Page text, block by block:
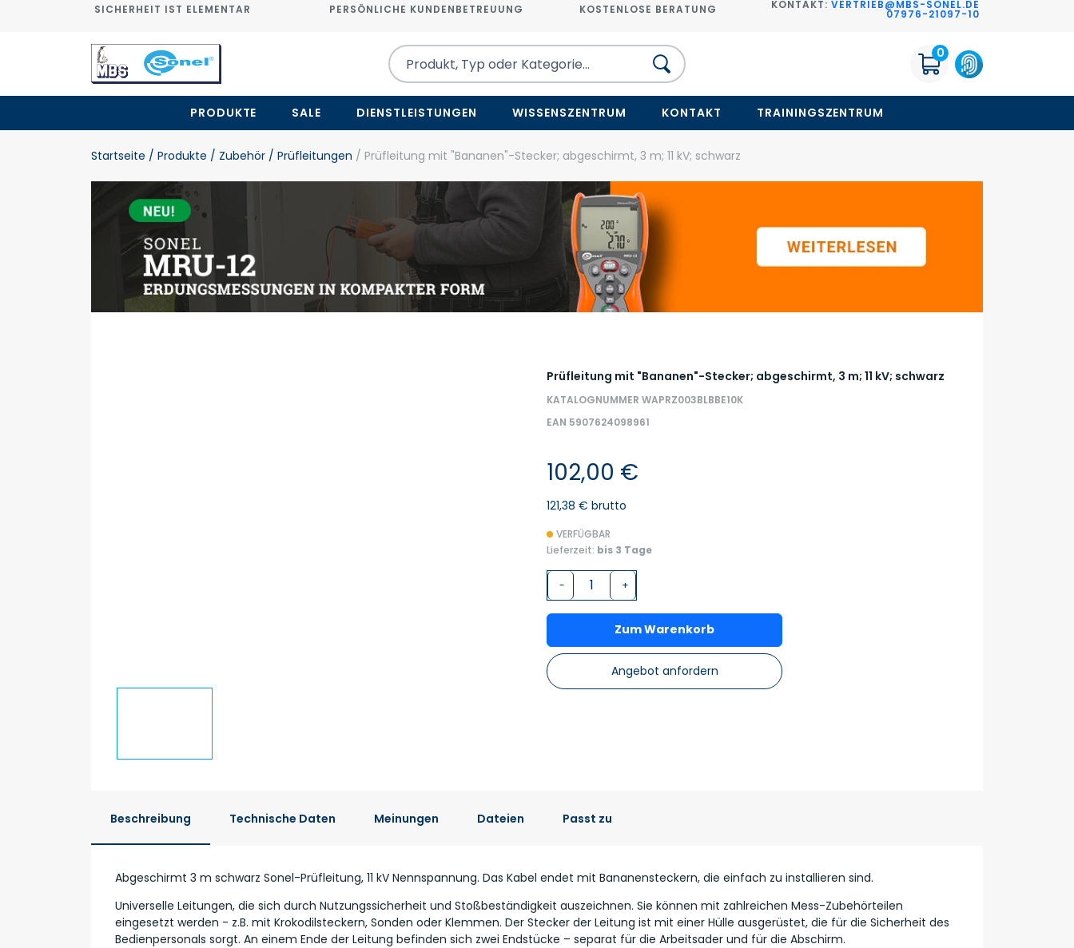
SICHERHEIT IST ELEMENTAR PERSÖNLICHE KUNDENBETREUUNG KOSTENLOSE BERATUNG KONTAKT: VERTRIEB@MBS-SONEL.DE
07976-21097-10
0
PRODUKTE SALE DIENSTLEISTUNGEN WISSENSZENTRUM KONTAKT TRAININGSZENTRUM
Startseite / Produkte / Zubehör / Prüfleitungen / Prüfleitung mit "Bananen"-Stecker; abgeschirmt, 3 m; 11 kV; schwarz
Prüfleitung mit "Bananen"-Stecker; abgeschirmt, 3 m; 11 kV; schwarz
KATALOGNUMMER WAPRZ003BLBBE10K
EAN 5907624098961
102,00 €
121,38 € brutto
VERFÜGBAR
Lieferzeit: bis 3 Tage
- +
Zum Warenkorb
Angebot anfordern
Beschreibung Technische Daten Meinungen Dateien Passt zu
Abgeschirmt 3 m schwarz Sonel-Prüfleitung, 11 kV Nennspannung. Das Kabel endet mit Bananensteckern, die einfach zu installieren sind.
Universelle Leitungen, die sich durch Nutzungssicherheit und Stoßbeständigkeit auszeichnen. Sie können mit zahlreichen Mess-Zubehörteilen
eingesetzt werden - z.B. mit Krokodilsteckern, Sonden oder Klemmen. Der Stecker der Leitung ist mit einer Hülle ausgerüstet, die für die Sicherheit des
Bedienpersonals sorgt. An einem Ende der Leitung befinden sich zwei Endstücke – separat für die Arbeitsader und für die Abschirm.